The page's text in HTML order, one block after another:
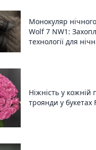
Монокуляр
Wolf 7 NW1:
технології для
Ніжність у кожній
троянди у букетах